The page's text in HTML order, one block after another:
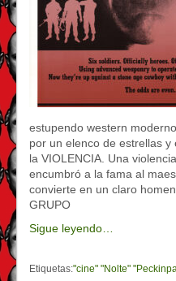
estupendo western
por un elenco de estrellas
la VIOLENCIA. Una
encumbró a la fama al
convierte en un claro
GRUPO
Sigue leyendo…
Etiquetas:"cine" "Nolte"